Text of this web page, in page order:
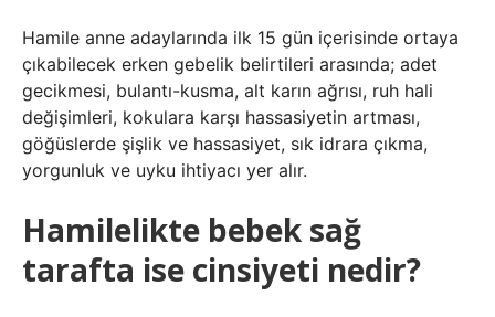
Hamile anne adaylarında ilk 15 gün içerisinde ortaya
çıkabilecek erken gebelik belirtileri arasında; adet
gecikmesi, bulantı-kusma, alt karın ağrısı, ruh hali
değişimleri, kokulara karşı hassasiyetin artması,
göğüslerde şişlik ve hassasiyet, sık idrara çıkma,
yorgunluk ve uyku ihtiyacı yer alır.
Hamilelikte bebek sağ
tarafta ise cinsiyeti nedir?